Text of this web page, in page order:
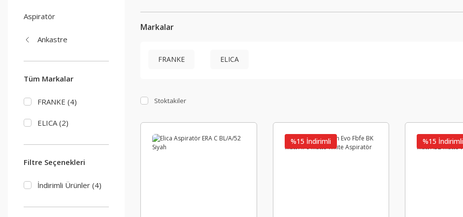
Aspiratör
Ankastre
Tüm Markalar
FRANKE (4)
ELICA (2)
Filtre Seçenekleri
İndirimli Ürünler (4)
Markalar
FRANKE ELICA
Stoktakiler
%15 İndirimli %15 İndirimli